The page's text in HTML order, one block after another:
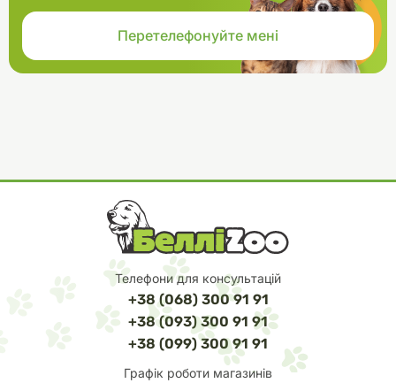
Телефони для консультацій
+38 (068) 300 91 91
+38 (093) 300 91 91
+38 (099) 300 91 91
Графік роботи магазинів